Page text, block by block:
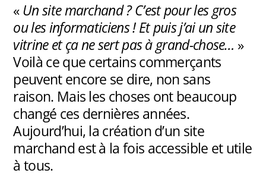
«Un site marchand ? C’est pour les gros
ou les informaticiens ! Et puis j’ai un site
vitrine et ça ne sert pas à grand-chose… »
Voilà ce que certains commerçants
peuvent encore se dire, non sans
raison. Mais les choses ont beaucoup
changé ces dernières années.
Aujourd’hui, la création d’un site
marchand est à la fois accessible et utile
à tous.